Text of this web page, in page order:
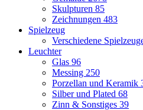
Skulpturen 85
Zeichnungen 483
Spielzeug
Verschiedene
Leuchter
Glas 96
Messing 250
Porzellan und Keramik
Silber und Plated 68
Zinn & Sonstiges 39